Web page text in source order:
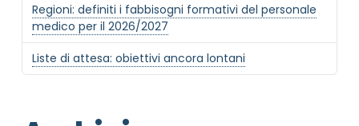
Regioni: definiti i fabbisogni formativi del personale
medico per il 2026/2027
Liste di attesa: obiettivi ancora lontani